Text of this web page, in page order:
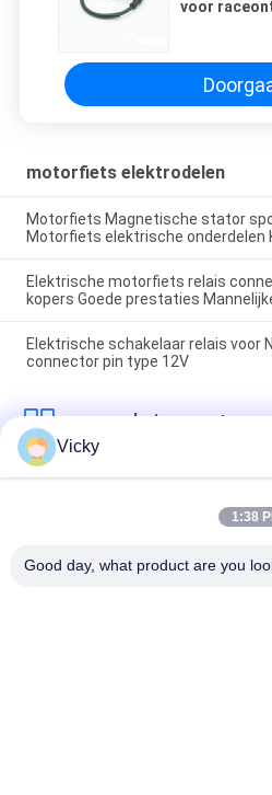
voor
motorfiets elektrodelen
Motorfiets Magnetische stator
Motorfiets elektrische onderdelen
Elektrische motorfiets relais
kopers Goede prestaties
Elektrische schakelaar relais voor
connector pin type 12V
populaire
Motorfietstransmissie
Vicky
1:38
Good day, what product are you